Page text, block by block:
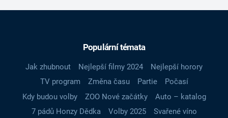
Populární témata
Jak zhubnout Nejlepší filmy 2024
Nejlepší horory
TV program
Změna času Partie
Počasí
Kdy budou volby
ZOO Nové začátky
Auto – katalog
7 pádů Honzy Dědka
Volby 2025
Svařené víno